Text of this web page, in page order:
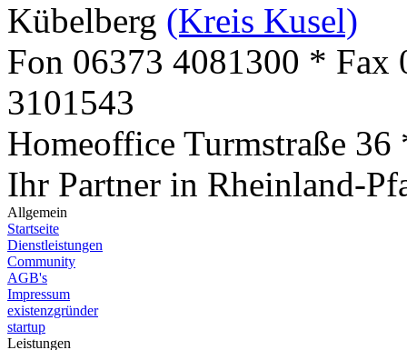
Kübelberg (Kreis Kusel)
Fon 06373 4081300 *
3101543
Homeoffice Turmstraße
Ihr Partner in Rheinland-
Allgemein
Startseite
Dienstleistungen
Community
AGB's
Impressum
existenzgründer
startup
Leistungen